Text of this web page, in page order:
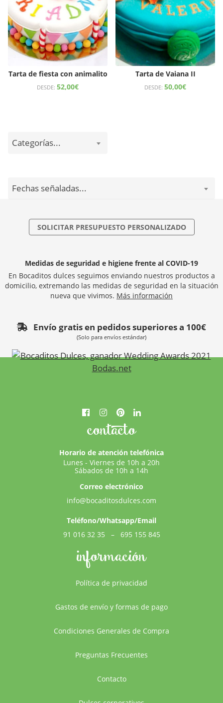
Tarta de fiesta con animalito
DESDE: 52,00€
Tarta de Vaiana II
DESDE: 50,00€
Categorías...
Fechas señaladas...
SOLICITAR PRESUPUESTO PERSONALIZADO
Medidas de seguridad e higiene frente al COVID-19
En Bocaditos dulces seguimos enviando nuestros productos a
domicilio, extremando las medidas de seguridad en la situación
nueva que vivimos. Más información
Envío gratis en pedidos superiores a 100€
(Solo para envíos estándar)
información
Política de privacidad
Gastos de envío y formas de pago
Condiciones Generales de Compra
Preguntas Frecuentes
Contacto
contacto
Horario de atención telefónica
Lunes - Viernes de 10h a 20h
Sábados de 10h a 14h
Correo electrónico
info@bocaditosdulces.com
Teléfono/Whatsapp/Email
91 016 32 35
– 695 155 845